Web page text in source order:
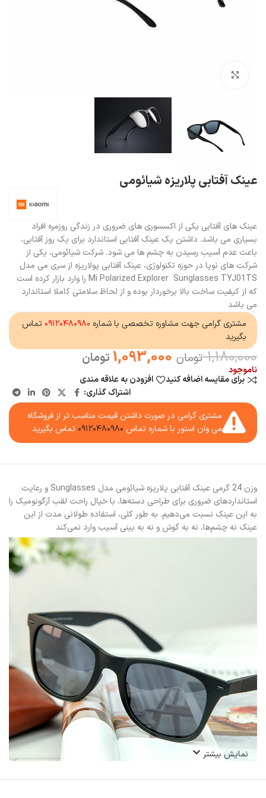
عینک آفتابی پلاریزه شیائومی
عینک های آفتابی یکی از اکسسوری های ضروری در زندگی روزمره افراد
بسیاری می باشد. داشتن یک عینک آفتابی استاندارد برای یک روز آفتابی،
باعث عدم آسیب رسیدن به چشم ها می شود. شرکت شیائومی، یکی از
شرکت های نوپا در حوزه تکنولوژی، عینک آفتابی پولاریزه از سری می مدل
Mi Polarized Explorer Sunglasses TYJ01TS را وارد بازار کرده است
که از کیفیت ساخت بالا برخوردار بوده و از لحاظ سلامتی کاملا استاندارد
می باشد
مشتری گرامی جهت مشاوره تخصصی با شماره ۰۹۱۲۰۴۸۰۹۸۰ تماس
بگیرید
1,180,000 تومان 1,093,000 تومان
ناموجود
برای مقایسه اضافه کنید
افزودن به علاقه مندی
اشتراک گذاری:
مشتری گرامی در صورت داشتن قیمت مناسب تر از فروشگاه
می وان استور با شماره تماس ۰۹۱۲۰۴۸۰۹۸۰ تماس بگیرید
وزن 24 گرمی عینک آفتابی پلاریزه شیائومی مدل Sunglasses و رعایت
استانداردهای ضروری برای طراحی دسته‌ها، با خیال راحت لقب آرگونومیک را
به این عینک نسبت می‌دهیم. به طور کلی، استفاده طولانی مدت از این
عینک نه چشم‌ها، نه به گوش و نه به بینی آسیب وارد نمی‌کند
نمایش بیشتر